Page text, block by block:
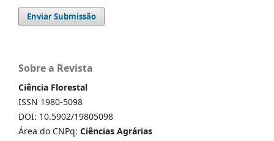
Enviar Submissão
Sobre a Revista
Ciência Florestal
ISSN 1980-5098
DOI: 10.5902/19805098
Área do CNPq: Ciências Agrárias